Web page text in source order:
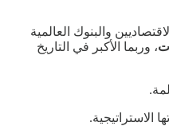
والبنوك العالمية
، وربما الأكبر في التاريخ
الاستراتيجية.